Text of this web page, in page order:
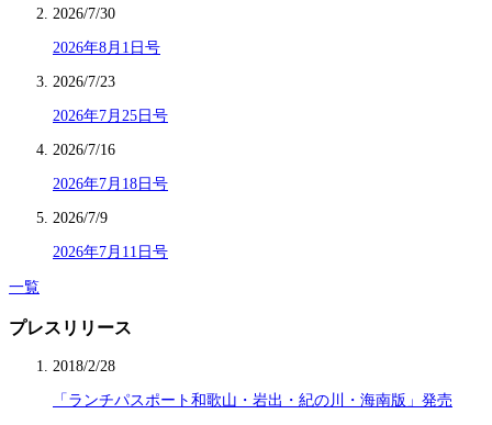
2026/7/30
2026年8月1日号
2026/7/23
2026年7月25日号
2026/7/16
2026年7月18日号
2026/7/9
2026年7月11日号
一覧
プレスリリース
2018/2/28
「ランチパスポート和歌山・岩出・紀の川・海南版」発売